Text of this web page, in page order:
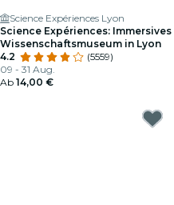
Science Expériences Lyon
Science Expériences: Immersives
Wissenschaftsmuseum in Lyon
4.2
(5559)
09 - 31 Aug.
Ab 14,00 €